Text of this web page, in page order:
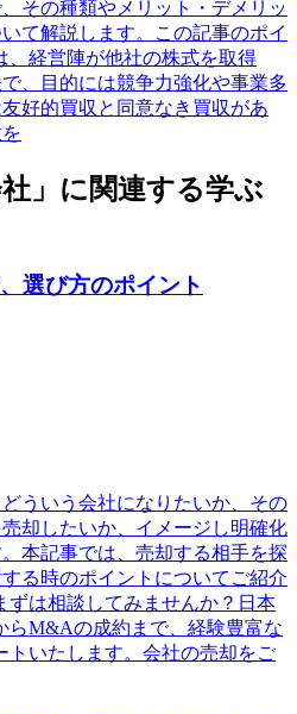
その種類やメリット・デメリッ
て解説します。この記事のポイ
、経営陣が他社の株式を取得
、目的には競争力強化や事業多
好的買収と同意なき買収があ
社」に関連する学ぶ
選び方のポイント
ういう会社になりたいか、その
却したいか、イメージし明確化
本記事では、売却する相手を探
る時のポイントについてご紹介
ずは相談してみませんか？日本
M&Aの成約まで、経験豊富な
いたします。会社の売却をご